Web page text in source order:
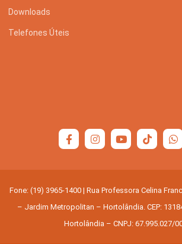
Downloads
Telefones Úteis
Fone: (19) 3965-1400 | Rua Professora Celina
– Jardim Metropolitan – Hortolândia. CEP:
Hortolândia – CNPJ: 67.995.027/